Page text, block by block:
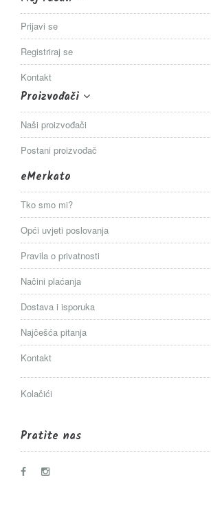
Prijavi se
Registriraj se
Kontakt
Proizvođači
Naši proizvođači
Postani proizvođač
eMerkato
Tko smo mi?
Opći uvjeti poslovanja
Pravila o privatnosti
Načini plaćanja
Dostava i isporuka
Najčešća pitanja
Kontakt
Kolačići
Pratite nas